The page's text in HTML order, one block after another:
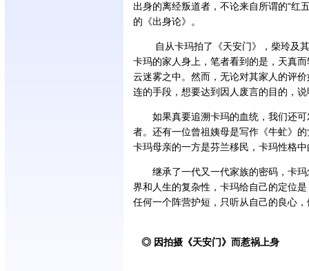
出身的离经叛道者，不论来自所谓的“红
的《出身论》。
自从卡玛拍了《天安门》，柴玲及其
卡玛的家人身上，笔者看到的是，天真
云迷雾之中。然而，无论对其家人的评
连的手段，想要达到因人废言的目的，
如果真要追溯卡玛的血统，我们还可
者。还有一位曾祖姨母是写作《牛虻》
卡玛母亲的一方是芬兰移民，卡玛性格
继承了一代又一代家族的密码，卡玛
界和人生的复杂性，卡玛给自己的定位
任何一个阵营护短，只听从自己的良心
◎ 因拍摄《天安门》而惹祸上身